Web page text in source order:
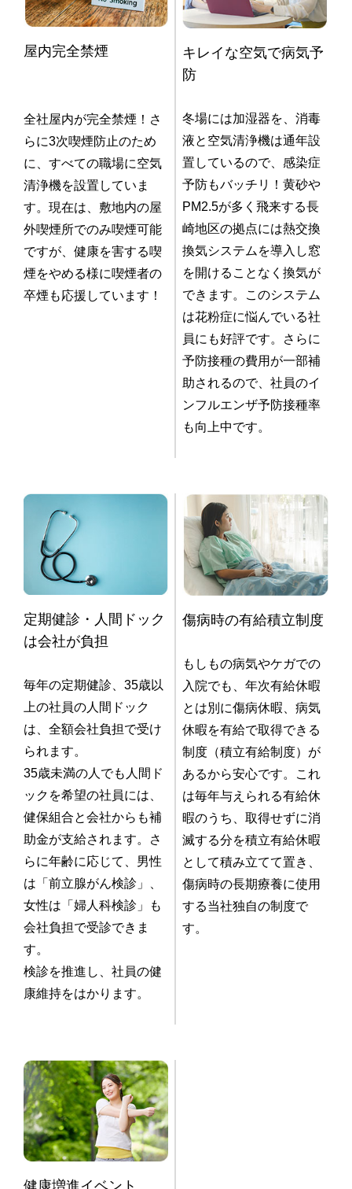
屋内完全禁煙
全社屋内が完全禁煙！さ
らに3次喫煙防止のため
に、すべての職場に空気
清浄機を設置していま
す。現在は、敷地内の屋
外喫煙所でのみ喫煙可能
ですが、健康を害する喫
煙をやめる様に喫煙者の
卒煙も応援しています！
キレイな空気で病気予
防
冬場には加湿器を、消毒
液と空気清浄機は通年設
置しているので、感染症
予防もバッチリ！黄砂や
PM2.5が多く飛来する長
崎地区の拠点には熱交換
換気システムを導入し窓
を開けることなく換気が
できます。このシステム
は花粉症に悩んでいる社
員にも好評です。さらに
予防接種の費用が一部補
助されるので、社員のイ
ンフルエンザ予防接種率
も向上中です。
定期健診・人間ドック
は会社が負担
毎年の定期健診、35歳以
上の社員の人間ドック
は、全額会社負担で受け
られます。
35歳未満の人でも人間ド
ックを希望の社員には、
健保組合と会社からも補
助金が支給されます。さ
らに年齢に応じて、男性
は「前立腺がん検診」、
女性は「婦人科検診」も
会社負担で受診できま
す。
検診を推進し、社員の健
康維持をはかります。
傷病時の有給積立制度
もしもの病気やケガでの
入院でも、年次有給休暇
とは別に傷病休暇、病気
休暇を有給で取得できる
制度（積立有給制度）が
あるから安心です。これ
は毎年与えられる有給休
暇のうち、取得せずに消
滅する分を積立有給休暇
として積み立てて置き、
傷病時の長期療養に使用
する当社独自の制度で
す。